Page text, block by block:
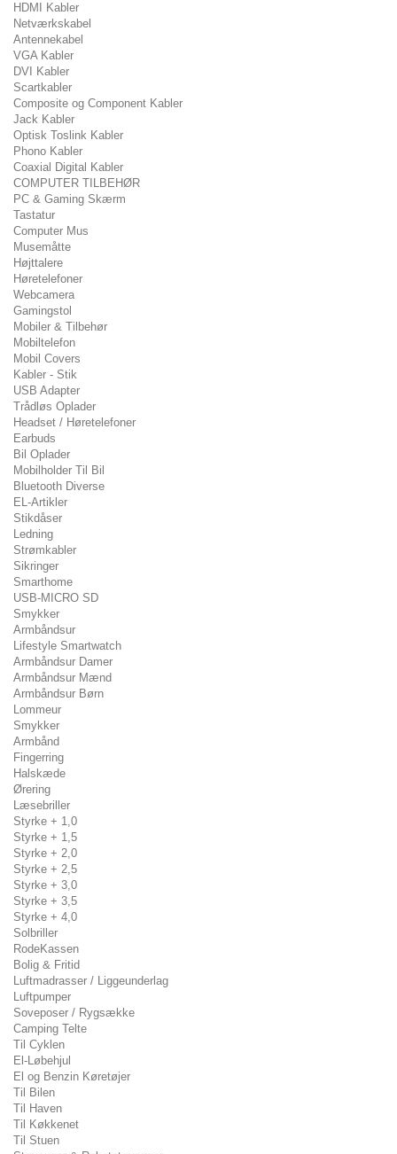
HDMI Kabler
Netværkskabel
Antennekabel
VGA Kabler
DVI Kabler
Scartkabler
Composite og Component Kabler
Jack Kabler
Optisk Toslink Kabler
Phono Kabler
Coaxial Digital Kabler
COMPUTER TILBEHØR
PC & Gaming Skærm
Tastatur
Computer Mus
Musemåtte
Højttalere
Høretelefoner
Webcamera
Gamingstol
Mobiler & Tilbehør
Mobiltelefon
Mobil Covers
Kabler - Stik
USB Adapter
Trådløs Oplader
Headset / Høretelefoner
Earbuds
Bil Oplader
Mobilholder Til Bil
Bluetooth Diverse
EL-Artikler
Stikdåser
Ledning
Strømkabler
Sikringer
Smarthome
USB-MICRO SD
Smykker
Armbåndsur
Lifestyle Smartwatch
Armbåndsur Damer
Armbåndsur Mænd
Armbåndsur Børn
Lommeur
Smykker
Armbånd
Fingerring
Halskæde
Ørering
Læsebriller
Styrke + 1,0
Styrke + 1,5
Styrke + 2,0
Styrke + 2,5
Styrke + 3,0
Styrke + 3,5
Styrke + 4,0
Solbriller
RodeKassen
Bolig & Fritid
Luftmadrasser / Liggeunderlag
Luftpumper
Soveposer / Rygsække
Camping Telte
Til Cyklen
El-Løbehjul
El og Benzin Køretøjer
Til Bilen
Til Haven
Til Køkkenet
Til Stuen